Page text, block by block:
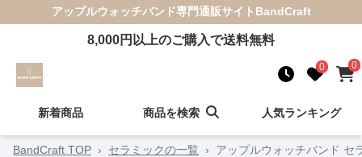
アップルウォッチバンド専門通販サイト BandCraft
8,000円以上のご購入で送料無料
0 0
新着商品 商品を検索 人気ランキング
BandCraft TOP › セラミックの一覧 › アップルウォッチバンド セ